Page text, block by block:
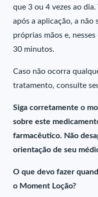
que 3 ou 4 vezes ao
após a aplicação, a não
próprias mãos e,
30 minutos.
Caso não ocorra
tratamento, consulte
Siga corretamente o
sobre este
farmacêutico. Não
orientação de seu
O que devo fazer
o Moment Loção?